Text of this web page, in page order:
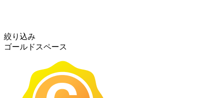
絞り込み
ゴールドスペース